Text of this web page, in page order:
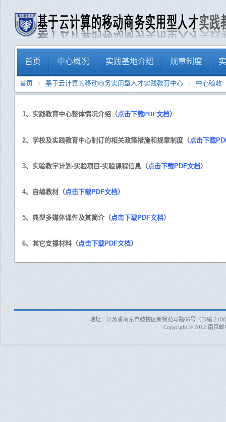
首页 中心概况 实践基地介绍 规章制度
首页 基于云计算的移动商务实用型人才实践教育中心 中心验收
1、实践教育中心整体情况介绍（点击下载PDF文档）
2、学校及实践教育中心制订的相关政策措施和规章制度（点击下载
3、实验教学计划-实验项目-实验课程信息（点击下载PDF文档）
4、自编教材（点击下载PDF文档）
5、典型多媒体课件及其简介（点击下载PDF文档）
6、其它支撑材料（点击下载PDF文档）
地址：江苏省南京市鼓楼区新模范马路66号（邮编
Copyright © 2012 南京